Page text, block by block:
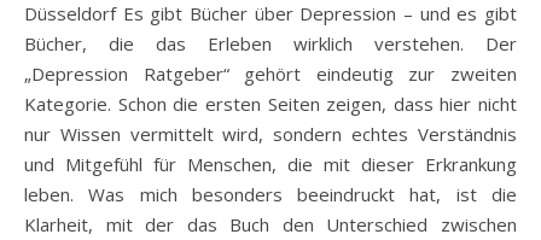
Düsseldorf Es gibt Bücher über Depression – und es gibt
Bücher, die das Erleben wirklich verstehen. Der
„Depression Ratgeber“ gehört eindeutig zur zweiten
Kategorie. Schon die ersten Seiten zeigen, dass hier nicht
nur Wissen vermittelt wird, sondern echtes Verständnis
und Mitgefühl für Menschen, die mit dieser Erkrankung
leben. Was mich besonders beeindruckt hat, ist die
Klarheit, mit der das Buch den Unterschied zwischen